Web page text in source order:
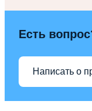
Есть
Написать о